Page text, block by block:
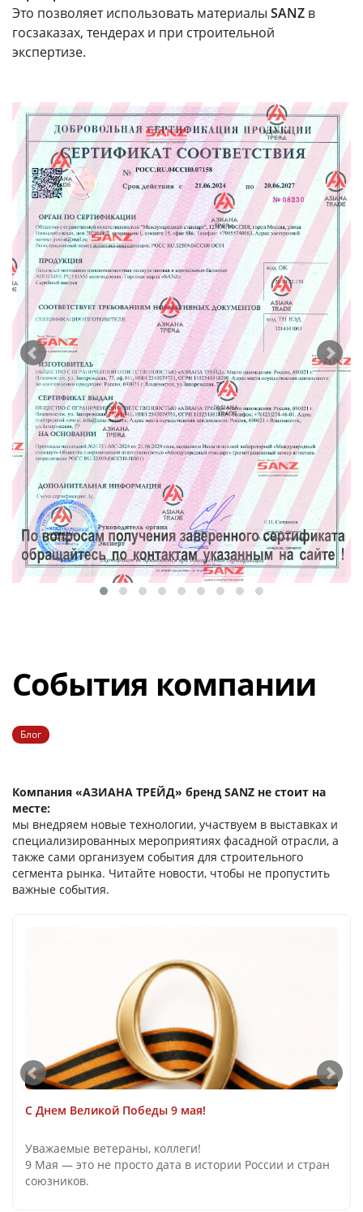
Это позволяет использовать материалы SANZ в
госзаказах, тендерах и при строительной
экспертизе.
События компании
Блог
Компания «АЗИАНА ТРЕЙД» бренд SANZ не стоит на
месте:
мы внедряем новые технологии, участвуем в выставках и
специализированных мероприятиях фасадной отрасли, а
также сами организуем события для строительного
сегмента рынка. Читайте новости, чтобы не пропустить
важные события.
C Днем Великой Победы 9 мая!
Уважаемые ветераны, коллеги!
9 Мая — это не просто дата в истории России и стран
союзников.